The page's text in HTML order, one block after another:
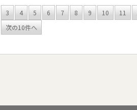
3 4 5 6 7 8 9 10 11
次の10件へ